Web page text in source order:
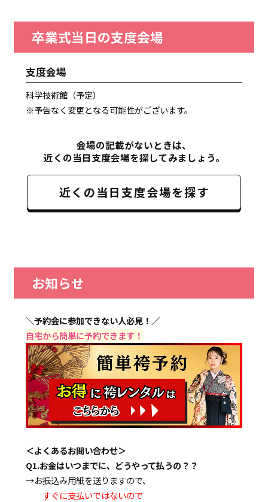
卒業式当日の支度会場
支度会場
科学技術館（予定）
※予告なく変更となる可能性がございます。
会場の記載がないときは、
近くの当日支度会場を探してみましょう。
近くの当日支度会場を探す
お知らせ
＼予約会に参加できない人必見！／
自宅から簡単に予約できます！
＜よくあるお問い合わせ＞
Q1.お金はいつまでに、どうやって払うの？？
→お振込み用紙を送りますので、
すぐに支払いではないので